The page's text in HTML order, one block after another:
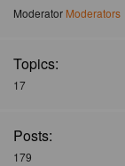
Moderator Moderators
Topics:
17
Posts:
179